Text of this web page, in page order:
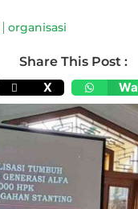
organisasi
Share This Post :
X Wa